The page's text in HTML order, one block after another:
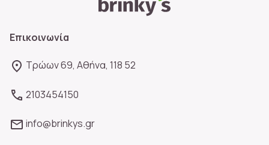
Επικοινωνία
Τρώων 69, Αθήνα, 118 52
2103454150
info@brinkys.gr